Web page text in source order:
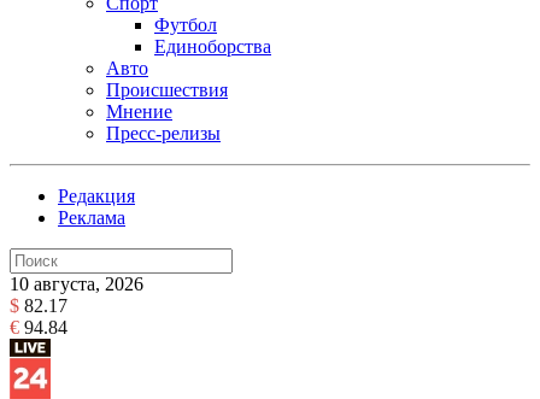
Футбол
Единоборства
Авто
Происшествия
Мнение
Пресс-релизы
Редакция
Реклама
10 августа, 2026
$ 82.17
€ 94.84